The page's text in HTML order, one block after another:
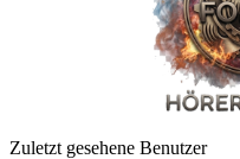
Zuletzt gesehene Benutzer